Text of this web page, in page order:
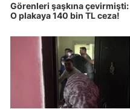
Görenleri şaşkına çevirmişti:
O plakaya 140 bin TL ceza!